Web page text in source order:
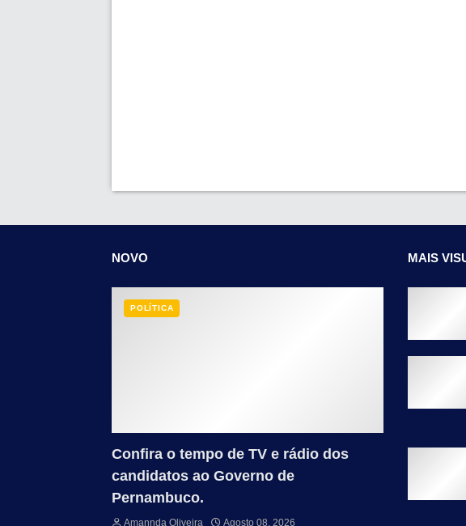
NOVO
POLÍTICA
Confira o tempo de TV e rádio dos
candidatos ao Governo de
Pernambuco.
Amannda Oliveira Agosto 08, 2026
MAIS